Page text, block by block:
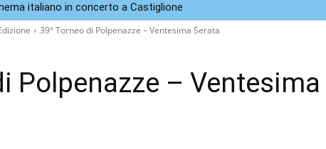
italiano in concerto a Castiglione
39° Torneo di Polpenazze – Ventesima Serata
Polpenazze – Ventesima